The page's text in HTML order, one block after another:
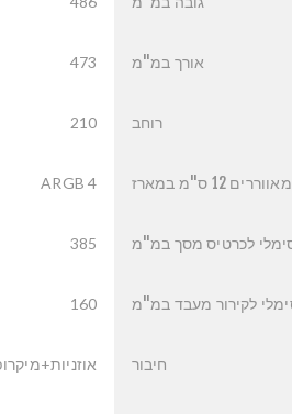
אורך במ"מ 473
רוחב 210
מאווררים 12 ס"מ במארז 4 ARGB
לכרטיס מסך במ"מ 385
לקירור מעבד במ"מ 160
חיבור